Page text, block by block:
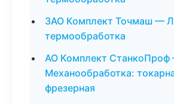
ЗАО Комплект Точмаш —
термообработка
АО Комплект
Механообработка:
фрезерная